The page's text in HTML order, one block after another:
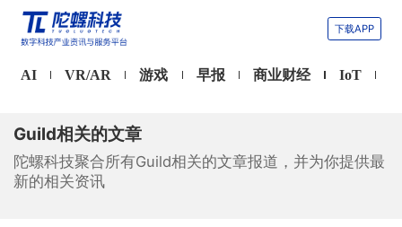
下载APP
AI VR/AR 游戏 早报 商业财经 IoT
Guild相关的文章
陀螺科技聚合所有Guild相关的文章报道，并为你提供最
新的相关资讯